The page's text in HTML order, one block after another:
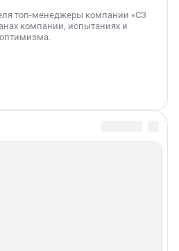
топ-менеджеры компании «СЗ
компании, испытаниях и
оптимизма.